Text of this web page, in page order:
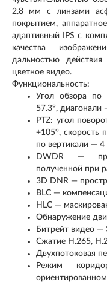
2.8 мм с линзами
покрытием,
адаптивный IPS с
качества
дальностью
цветное видео.
Функциональность:
Угол обзора по
57.3°, диагонали
PTZ: угол
+105°, скорость
по вертикали — 4
DWDR —
полученной при
3D DNR —
BLC —
HLC —
Обнаружение
Битрейт видео —
Сжатие H.265,
Двухпотоковая
Режим